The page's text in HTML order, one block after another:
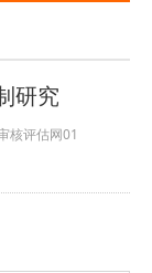
研究
核评估网01